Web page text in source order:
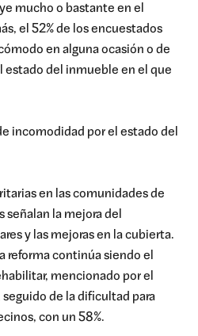
mucho o bastante en el
el 52% de los encuestados
en alguna ocasión o de
estado del inmueble en el que
incomodidad por el estado del
en las comunidades de
señalan la mejora del
y las mejoras en la cubierta.
reforma continúa siendo el
mencionado por el
seguido de la dificultad para
con un 58%.